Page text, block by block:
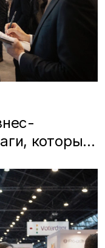
которые